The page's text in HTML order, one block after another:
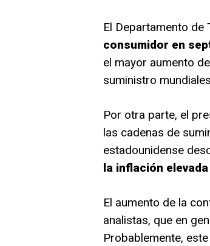
El Departamento
consumidor en
el mayor aumento
suministro
Por otra parte, el
las cadenas de
estadounidense
la inflación
El aumento de la
analistas, que en
Probablemente,